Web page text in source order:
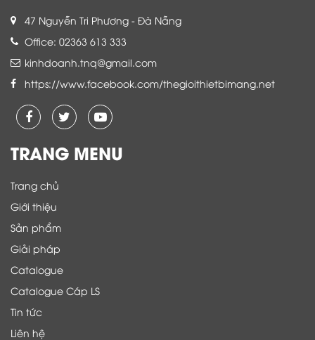
47 Nguyễn Tri Phương - Đà Nẵng
Office: 02363 613 333
kinhdoanh.tnq@gmail.com
https://www.facebook.com/thegioithietbimang.net
TRANG MENU
Trang chủ
Giới thiệu
Sản phẩm
Giải pháp
Catalogue
Catalogue Cáp LS
Tin tức
Liên hệ